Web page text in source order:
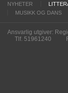
NYHETER
MUSIKK OG DANS
Ansvarlig utgiver:
Tlf. 51961240